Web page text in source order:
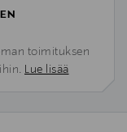
toimituksen
Lue lisää